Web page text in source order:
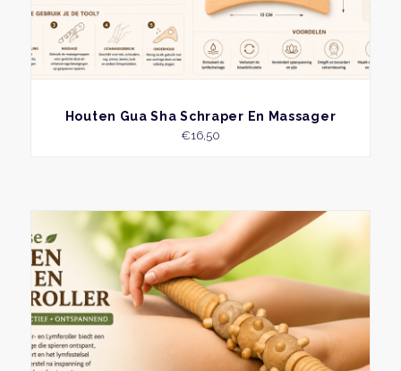
BEKIJK
Houten Gua Sha Schraper En Massager
€16,50